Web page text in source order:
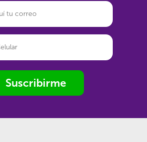
Suscribirme